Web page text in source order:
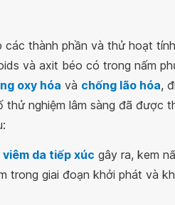
thành phần và thử hoạt
và axit béo có trong nấm
oxy hóa và chống lão hóa,
nghiệm lâm sàng đã được
viêm da tiếp xúc gây ra, kem
trong giai đoạn khởi phát và